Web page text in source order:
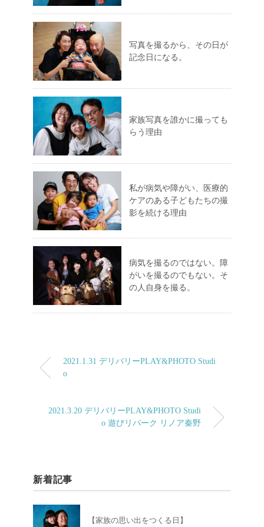
写真を撮るから、その日が
記念日になる。
家族写真を誰かに撮っても
らう理由
私が病気や障がい、医療的
ケアのある子どもたちの撮
影を続ける理由
病気を撮るのではない。障
がいを撮るのでもない。そ
の人自身を撮る。
2021.1.31 デリバリーPLAY&PHOTO Studi
o
2021.3.20 デリバリーPLAY&PHOTO Studi
o 遊びリパーク リノア秦野
新着記事
【家族の思い出をつくる日】